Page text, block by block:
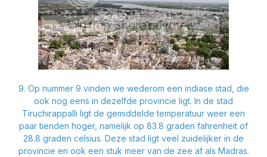
9. Op nummer 9 vinden we wederom een indiase stad, die
ook nog eens in dezelfde provincie ligt. In de stad
Tiruchirappalli ligt de gemiddelde temperatuur weer een
paar tienden hoger, namelijk op 83.8 graden fahrenheit of
28.8 graden celsius. Deze stad ligt veel zuidelijker in de
provincie en ook een stuk meer van de zee af als Madras.